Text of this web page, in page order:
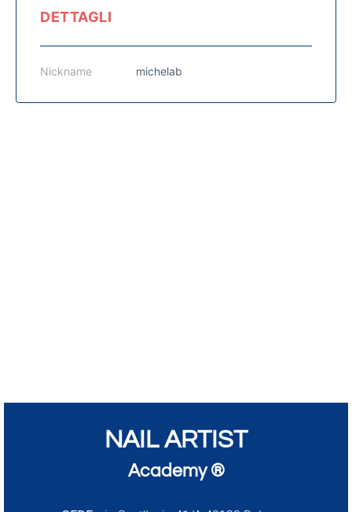
DETTAGLI
Nickname michelab
NAIL ARTIST
Academy ®